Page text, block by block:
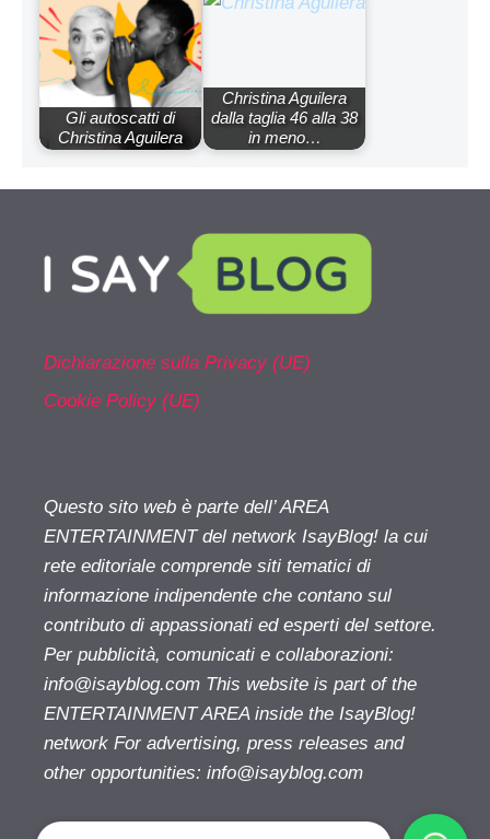
Gli autoscatti di
Christina Aguilera
Christina Aguilera
dalla taglia 46 alla 38
in meno…
Dichiarazione sulla Privacy (UE)
Cookie Policy (UE)
Questo sito web è parte dell’ AREA
ENTERTAINMENT del network IsayBlog! la cui
rete editoriale comprende siti tematici di
informazione indipendente che contano sul
contributo di appassionati ed esperti del settore.
Per pubblicità, comunicati e collaborazioni:
info@isayblog.com This website is part of the
ENTERTAINMENT AREA inside the IsayBlog!
network For advertising, press releases and
other opportunities: info@isayblog.com